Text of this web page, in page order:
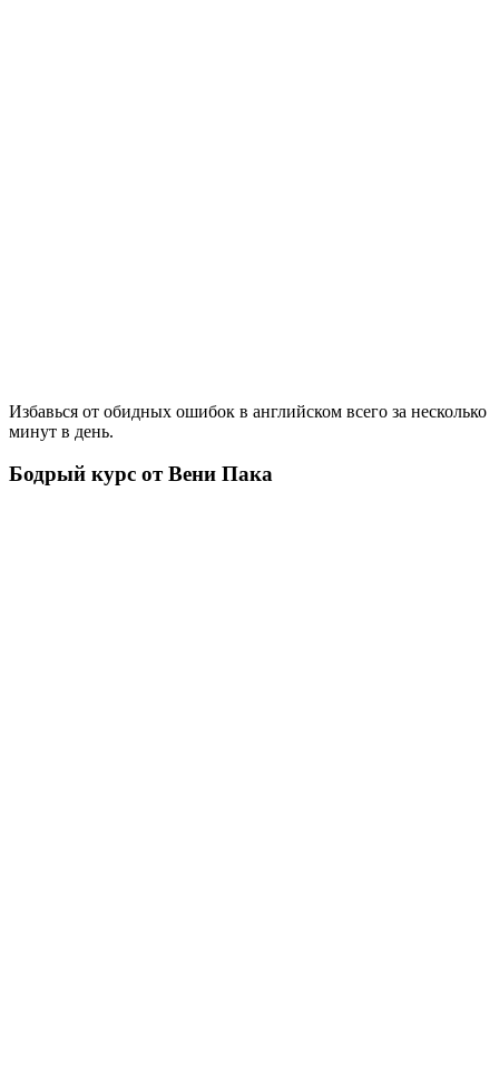
Избавься от обидных ошибок в английском всего за несколько
минут в день.
Бодрый курс от Вени Пака